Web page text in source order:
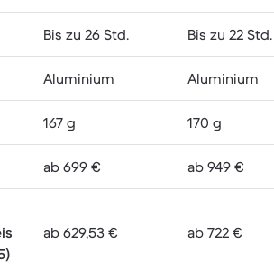
Bis zu 26 Std. Bis zu 22 Std.
Aluminium Aluminium
167 g 170 g
ab 699 € ab 949 €
ab 629,53 € ab 722 €